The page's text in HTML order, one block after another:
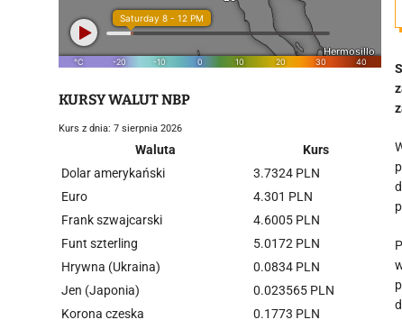
KURSY WALUT NBP
Kurs z dnia: 7 sierpnia 2026
Waluta
Kurs
Dolar amerykański
3.7324 PLN
Euro
4.301 PLN
Frank szwajcarski
4.6005 PLN
Funt szterling
5.0172 PLN
Hrywna (Ukraina)
0.0834 PLN
Jen (Japonia)
0.023565 PLN
Korona czeska
0.1773 PLN